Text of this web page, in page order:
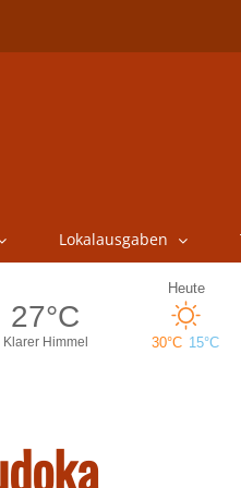
Lokalausgaben